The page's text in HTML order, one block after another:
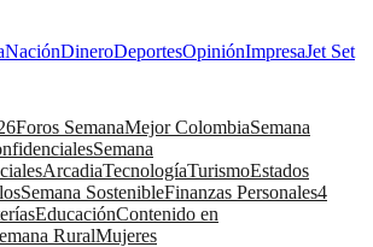
NaciónDineroDeportesOpiniónImpresaJet Set
Foros SemanaMejor ColombiaSemana
Semana
ArcadiaTecnologíaTurismoEstados
Semana SostenibleFinanzas Personales4
EducaciónContenido en
RuralMujeres